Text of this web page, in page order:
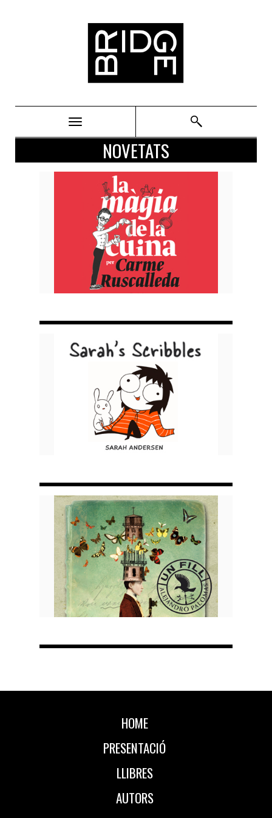
NOVETATS
HOME
PRESENTACIÓ
LLIBRES
AUTORS